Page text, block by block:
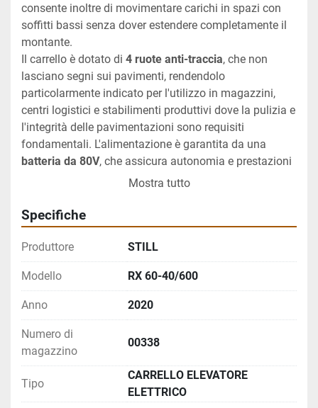
consente inoltre di movimentare carichi in spazi con
soffitti bassi senza dover estendere completamente il
montante.
Il carrello è dotato di 4 ruote anti-traccia, che non
lasciano segni sui pavimenti, rendendolo
particolarmente indicato per l'utilizzo in magazzini,
centri logistici e stabilimenti produttivi dove la pulizia e
l'integrità delle pavimentazioni sono requisiti
batteria da 80V, che assicura autonomia e prestazioni
costanti durante i turni di lavoro, mentre la
accesso per l'operatore.
La dotazione include il traslatore laterale, per un
posizionamento rapido e preciso del carico senza
dover riposizionare l'intero mezzo, e il posizionatore
forche, che consente di regolare automaticamente la
nelle operazioni di movimentazione. Il carrello è inoltre
corredato di un
caricabatterie nuovo
vendita, pronto per l'uso immediato senza necessità di
ulteriori investimenti.
Con un peso operativo di 6.920 kg, lo STILL RX 60-
Mostra tutto
Specifiche
Produttore STILL
Modello RX 60-40/600
Anno 2020
Numero di
magazzino
00338
Tipo
CARRELLO ELEVATORE
ELETTRICO